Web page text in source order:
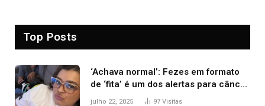
Top Posts
‘Achava normal’: Fezes em formato
de ‘fita’ é um dos alertas para câncer
colorretal; relembre fala de Preta Gil
julho 22, 2025 97 Visitas